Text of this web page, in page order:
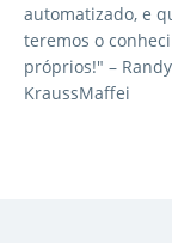
automatizado, e
teremos o
próprios!" –
KraussMaffei